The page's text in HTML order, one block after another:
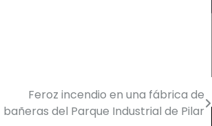
Feroz incendio en una fábrica de
bañeras del Parque Industrial de Pilar